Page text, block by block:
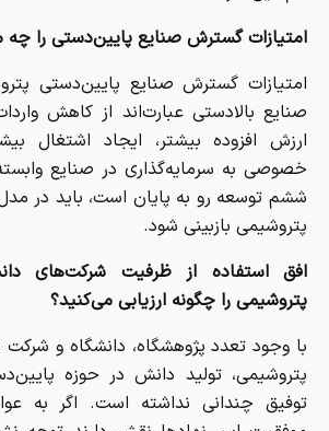
امتیازات گسترش صنایع پایین‌دستی را چه
امتیازات گسترش صنایع پایین‌دستی
صنایع بالادستی عبارت‌اند از کاهش
ارزش افزوده بیشتر، ایجاد اشتغال
خصوصی به سرمایه‌گذاری در صنایع
ششم توسعه رو به ‌پایان است، باید در
پتروشیمی بازبینی شود.
افق استفاده از ظرفیت شرکت‌های
پتروشیمی را چگونه ارزیابی می‌کنید؟
با وجود تعدد پژوهشگاه، دانشگاه و
پتروشیمی، تولید دانش در حوزه
توفیق چندانی نداشته است. اگر به